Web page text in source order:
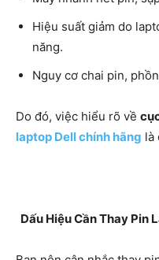
Hiệu suất giảm do
năng.
Nguy cơ chai pin,
Do đó, việc hiểu rõ về
laptop Dell chính hãng là
Dấu Hiệu Cần Thay Pin